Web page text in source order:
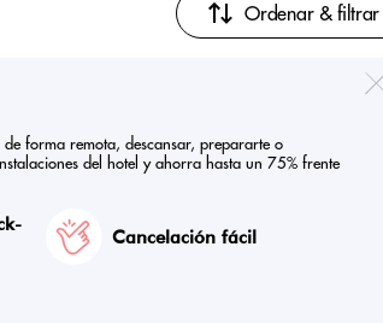
Ordenar & filtrar
forma remota, descansar, prepararte o
del hotel y ahorra hasta un 75% frente
Cancelación fácil